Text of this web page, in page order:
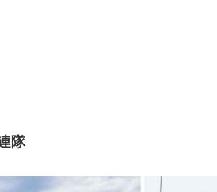
隊